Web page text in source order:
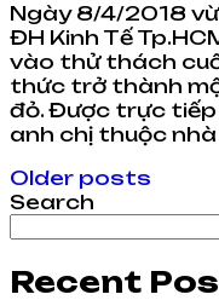
Ngày 8/4/2018
ĐH Kinh Tế
vào thử thách
thức trở thành
đỏ. Được trực tiếp
anh chị thuộc nhà
Posts
navigation
Older posts
Search
Recent